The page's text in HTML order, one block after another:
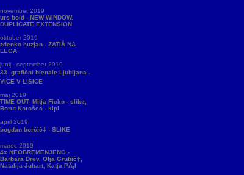
november 2019
urs bold - NEW WINDOW.
DUPLICATE EXTENSION.
oktober 2019
zdenko huzjan - ZATIÅ NA
LEGA
junij - september 2019
33. grafični bienale Ljubljana -
VICE V LISICE
maj 2019
TIME OUT- Mitja Ficko - slike,
Borut Korošec - kipi
april 2019
bogdan borčič‡ - SLIKE
marec 2019
4x NEOBREMENJENO -
Barbara Drev, Olja Grubič‡,
Natalija Juhart, Katja PÃ¡l